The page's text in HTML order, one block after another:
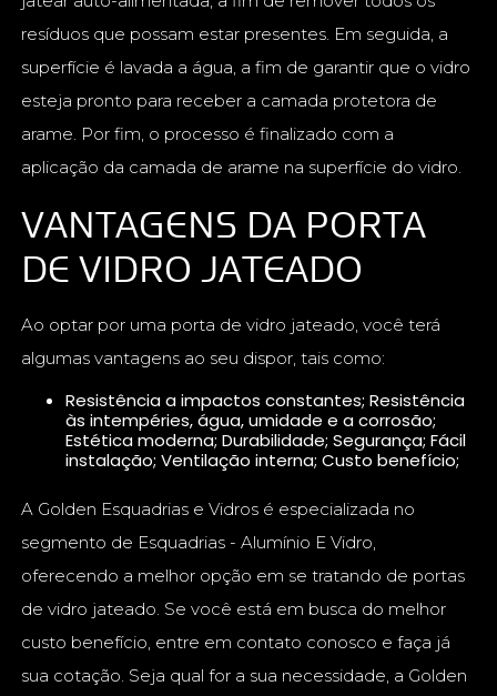
resíduos que possam estar presentes. Em seguida, a
superfície é lavada a água, a fim de garantir que o vidro
esteja pronto para receber a camada protetora de
arame. Por fim, o processo é finalizado com a
aplicação da camada de arame na superfície do vidro.
VANTAGENS DA PORTA
DE VIDRO JATEADO
Ao optar por uma porta de vidro jateado, você terá
algumas vantagens ao seu dispor, tais como:
Resistência a impactos constantes; Resistência
às intempéries, água, umidade e a corrosão;
Estética moderna; Durabilidade; Segurança; Fácil
instalação; Ventilação interna; Custo benefício;
A Golden Esquadrias e Vidros é especializada no
segmento de Esquadrias - Alumínio E Vidro,
oferecendo a melhor opção em se tratando de portas
de vidro jateado. Se você está em busca do melhor
custo benefício, entre em contato conosco e faça já
sua cotação. Seja qual for a sua necessidade, a Golden